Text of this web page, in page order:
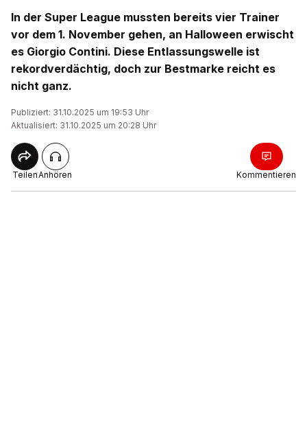
In der Super League mussten bereits vier Trainer
vor dem 1. November gehen, an Halloween erwischt
es Giorgio Contini. Diese Entlassungswelle ist
rekordverdächtig, doch zur Bestmarke reicht es
nicht ganz.
Publiziert: 31.10.2025 um 19:53 Uhr
Aktualisiert: 31.10.2025 um 20:28 Uhr
TeilenAnhören Kommentieren